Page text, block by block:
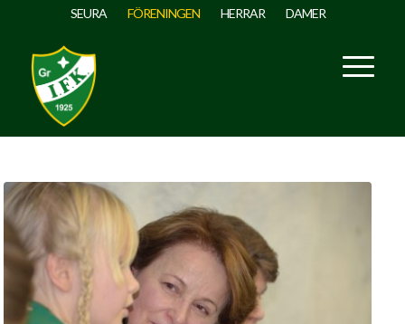
SEURA FÖRENINGEN HERRAR DAMER